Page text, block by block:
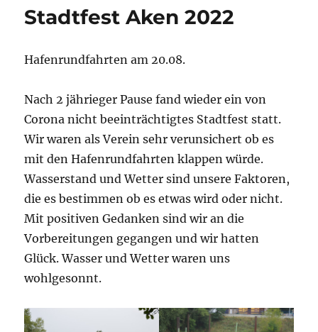
Stadtfest Aken 2022
Hafenrundfahrten am 20.08.
Nach 2 jährieger Pause fand wieder ein von
Corona nicht beeinträchtigtes Stadtfest statt.
Wir waren als Verein sehr verunsichert ob es
mit den Hafenrundfahrten klappen würde.
Wasserstand und Wetter sind unsere Faktoren,
die es bestimmen ob es etwas wird oder nicht.
Mit positiven Gedanken sind wir an die
Vorbereitungen gegangen und wir hatten
Glück. Wasser und Wetter waren uns
wohlgesonnt.